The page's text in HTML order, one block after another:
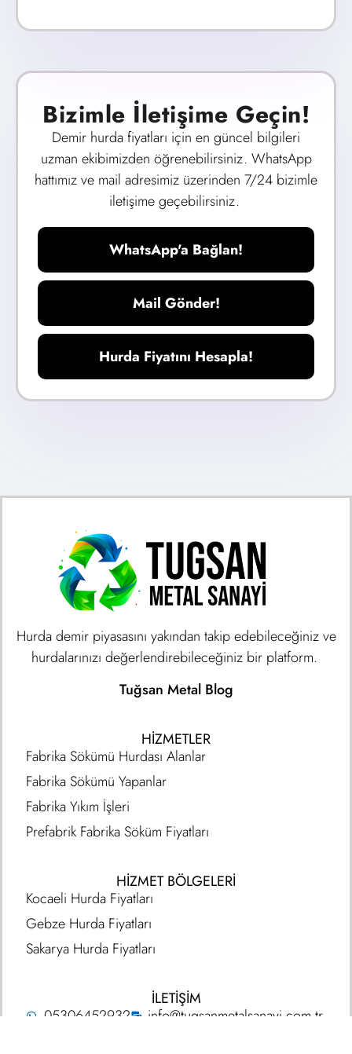
Bizimle İletişime Geçin!
Demir hurda fiyatları için en güncel bilgileri
uzman ekibimizden öğrenebilirsiniz. WhatsApp
hattımız ve mail adresimiz üzerinden 7/24 bizimle
iletişime geçebilirsiniz.
WhatsApp'a Bağlan!
Mail Gönder!
Hurda Fiyatını Hesapla!
Hurda demir piyasasını yakından takip edebileceğiniz ve
hurdalarınızı değerlendirebileceğiniz bir platform.
Tuğsan Metal Blog
HIZMETLER
Fabrika Sökümü Hurdası Alanlar
Fabrika Sökümü Yapanlar
Fabrika Yıkım İşleri
Prefabrik Fabrika Söküm Fiyatları
HİZMET BÖLGELERİ
Kocaeli Hurda Fiyatları
Gebze Hurda Fiyatları
Sakarya Hurda Fiyatları
İLETİŞİM
05306452932
info@tugsanmetalsanayi.com.tr